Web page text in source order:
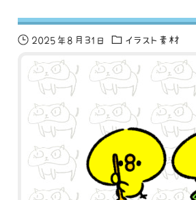
2025年8月31日 イラスト素材